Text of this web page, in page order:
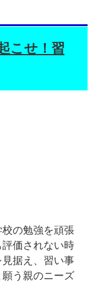
こせ！習
の勉強を頑張
価されない時
据え、習い事
う親のニーズ